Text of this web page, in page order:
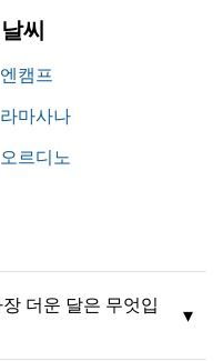
씨
엔캠프
라마사나
오르디노
더운 달은 무엇입